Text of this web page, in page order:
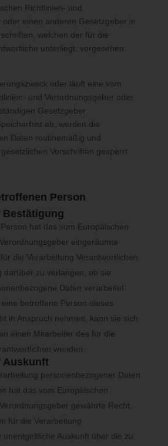
Richtlinien- und
oder einen anderen Gesetzgeber in
welchen der für die
unterliegt, vorgesehen
oder läuft eine vom
und Verordnungsgeber oder
Gesetzgeber
ab, werden die
Daten routinemäßig und
Vorschriften gesperrt
Person
Bestätigung
hat das vom Europäischen
eingeräumte
die Verarbeitung Verantwortlichen
darüber zu verlangen, ob sie
Daten verarbeitet
betroffene Person dieses
in Anspruch nehmen, kann sie sich
einen Mitarbeiter des für die
wenden.
Auskunft
personenbezogener Daten
hat das vom Europäischen
gewährte Recht,
für die Verarbeitung
unentgeltliche Auskunft über die zu
Person dieses Auskunftsrecht in
sie sich hierzu jederzeit an einen
Verantwortlichen wenden.
vom Europäischen Richtlinien- und
Recht, die unverzügliche
unrichtiger personenbezogener
steht der betroffenen Person das
der Zwecke der Verarbeitung,
personenbezogener
ergänzenden Erklärung — zu
Person dieses Berichtigungsrecht in
sie sich hierzu jederzeit an einen
Verantwortlichen wenden.
(Recht auf
personenbezogener Daten
vom Europäischen Richtlinien- und
Recht, von dem Verantwortlichen
sie betreffenden personenbezogenen
werden, sofern einer der folgenden
die Verarbeitung nicht erforderlich ist:
Daten wurden für solche Zwecke
Weise verarbeitet, für welche sie
ihre Einwilligung, auf die sich die
6 Abs. 1 Buchstabe a DS-GVO oder
a DS-GVO stützte, und es fehlt an einer
für die Verarbeitung.
gemäß Art. 21 Abs. 1 DS-GVO